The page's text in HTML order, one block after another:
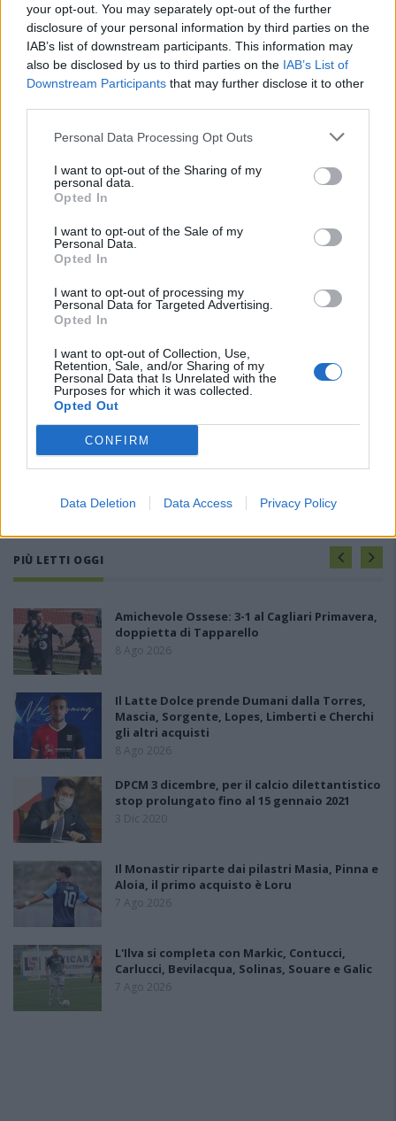
your opt-out. You may separately opt-out of the further
disclosure of your personal information by third parties on the
IAB’s list of downstream participants. This information may
also be disclosed by us to third parties on the IAB’s List of
Downstream Participants that may further disclose it to other
Personal Data Processing Opt Outs
I want to opt-out of the Sharing of my
personal data.
Opted In
I want to opt-out of the Sale of my
Personal Data.
Opted In
I want to opt-out of processing my
Personal Data for Targeted Advertising.
Opted In
I want to opt-out of Collection, Use,
Retention, Sale, and/or Sharing of my
Personal Data that Is Unrelated with the
Purposes for which it was collected.
Opted Out
CONFIRM
Data Deletion Data Access Privacy Policy
PIÙ LETTI OGGI
Amichevole Ossese: 3-1 al Cagliari Primavera,
doppietta di Tapparello
8 Ago 2026
Il Latte Dolce prende Dumani dalla Torres,
Mascia, Sorgente, Lopes, Limberti e Cherchi
gli altri acquisti
8 Ago 2026
DPCM 3 dicembre, per il calcio dilettantistico
stop prolungato fino al 15 gennaio 2021
3 Dic 2020
Il Monastir riparte dai pilastri Masia, Pinna e
Aloia, il primo acquisto è Loru
7 Ago 2026
L'Ilva si completa con Markic, Contucci,
Carlucci, Bevilacqua, Solinas, Souare e Galic
7 Ago 2026